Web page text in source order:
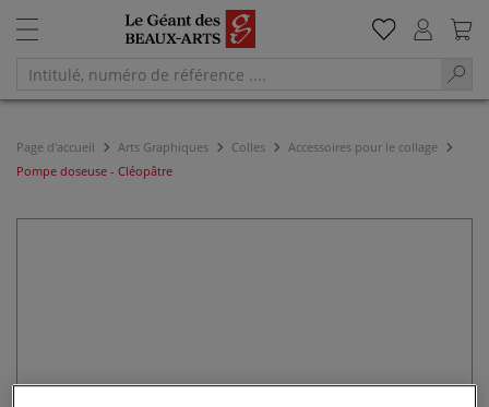
Page d'accueil Arts Graphiques Colles
Accessoires pour le collage
Pompe doseuse - Cléopâtre